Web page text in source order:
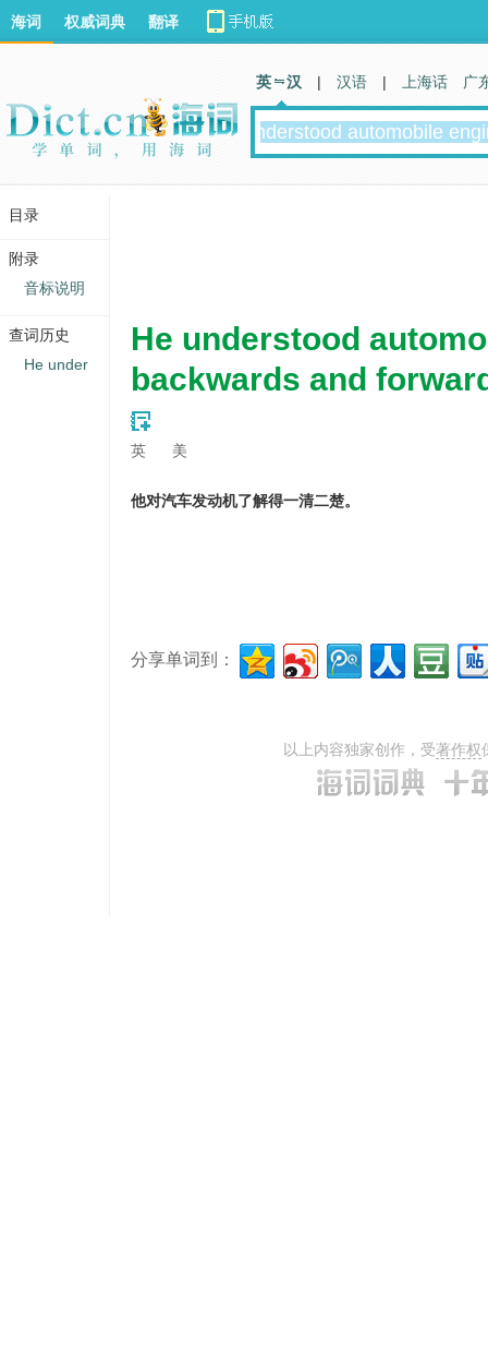
He understood
backwards and
英 美
他对汽车发动机了解得一清二楚。
分享单词到：
以上内容独家创作，受著作权
海词 权威词典 翻译
英 汉 | 汉语 | 上海话 广
目录
附录
音标说明
查词历史
He under